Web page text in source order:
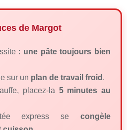
de Margot
: une pâte toujours bien
sur un plan de travail froid .
placez-la 5 minutes au
express se congèle